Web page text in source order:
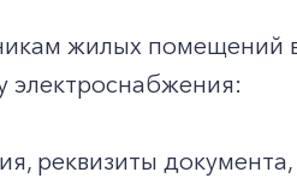
жилых помещений
электроснабжения:
реквизиты документа,